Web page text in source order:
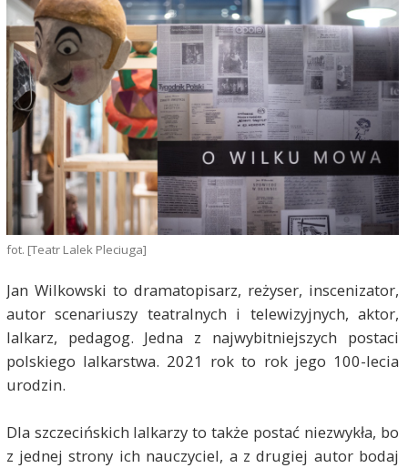
fot. [Teatr Lalek Pleciuga]
Jan Wilkowski to dramatopisarz, reżyser, inscenizator,
autor scenariuszy teatralnych i telewizyjnych, aktor,
lalkarz, pedagog. Jedna z najwybitniejszych postaci
polskiego lalkarstwa. 2021 rok to rok jego 100-lecia
urodzin.
Dla szczecińskich lalkarzy to także postać niezwykła, bo
z jednej strony ich nauczyciel, a z drugiej autor bodaj